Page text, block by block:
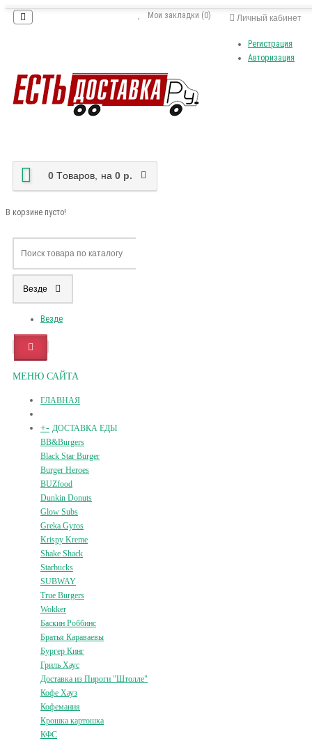
Личный кабинет
Регистрация
Авторизация
Мои закладки (0)
0 Tоваров, на 0 р.
В корзине пусто!
Везде
Везде
МЕНЮ САЙТА
ГЛАВНАЯ
+- ДОСТАВКА ЕДЫ
BB&Burgers
Black Star Burger
Burger Heroes
BUZfood
Dunkin Donuts
Glow Subs
Greka Gyros
Krispy Kreme
Shake Shack
Starbucks
SUBWAY
True Burgers
Wokker
Баскин Роббинс
Братья Караваевы
Бургер Кинг
Гриль Хаус
Доставка из Пироги "Штолле"
Кофе Хауз
Кофемания
Крошка картошка
КФС